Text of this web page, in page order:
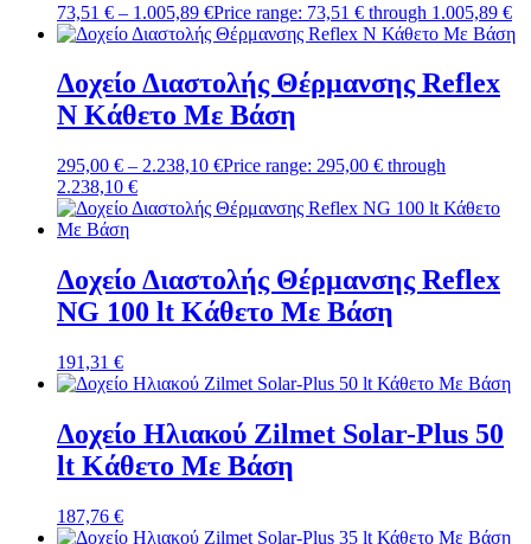
73,51 € – 1.005,89 €Price range: 73,51 € through 1.005,89 €
Δοχείο Διαστολής Θέρμανσης Reflex
N Κάθετο Με Βάση
295,00 € – 2.238,10 €Price range: 295,00 € through
2.238,10 €
Δοχείο Διαστολής Θέρμανσης Reflex
NG 100 lt Κάθετο Με Βάση
191,31 €
Δοχείο Ηλιακού Zilmet Solar-Plus 50
lt Κάθετο Με Βάση
187,76 €